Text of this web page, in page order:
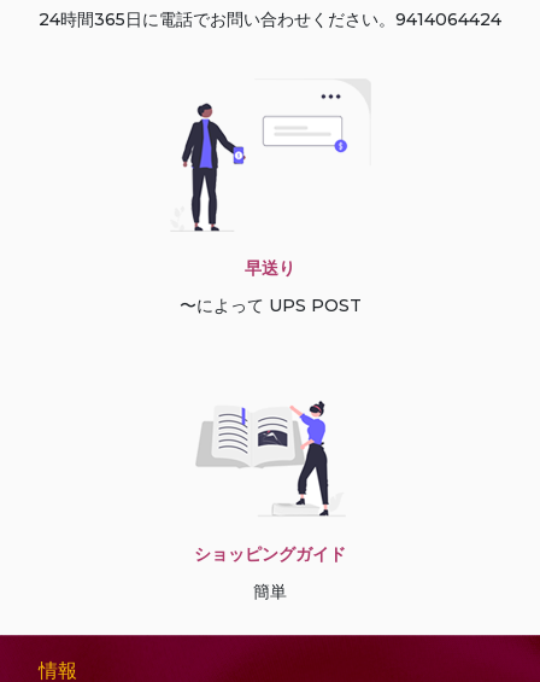
24時間365日に電話でお問い合わせください。9414064424
早送り
〜によって UPS POST
ショッピングガイド
簡単
情報